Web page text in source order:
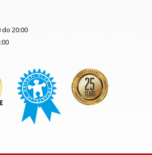
20:00